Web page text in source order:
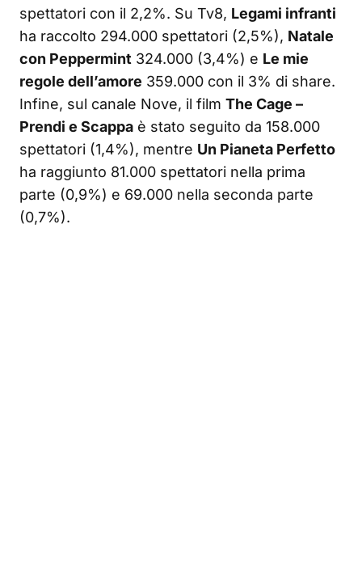
spettatori con il 2,2%. Su Tv8, Legami infranti
ha raccolto 294.000 spettatori (2,5%), Natale
con Peppermint 324.000 (3,4%) e Le mie
regole dell’amore 359.000 con il 3% di share.
Infine, sul canale Nove, il film The Cage –
Prendi e Scappa è stato seguito da 158.000
spettatori (1,4%), mentre Un Pianeta Perfetto
ha raggiunto 81.000 spettatori nella prima
parte (0,9%) e 69.000 nella seconda parte
(0,7%).